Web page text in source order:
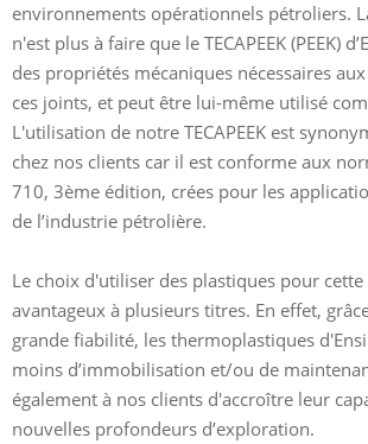
environnements opérationnels pétroliers.
n'est plus à faire que le TECAPEEK (PEEK)
des propriétés mécaniques nécessaires
ces joints, et peut être lui-même utilisé
L'utilisation de notre TECAPEEK est
chez nos clients car il est conforme aux
710, 3ème édition, crées pour les
de l’industrie pétrolière.
Le choix d'utiliser des plastiques pour
avantageux à plusieurs titres. En effet,
grande fiabilité, les thermoplastiques
moins d’immobilisation et/ou de
également à nos clients d'accroître leur
nouvelles profondeurs d’exploration.